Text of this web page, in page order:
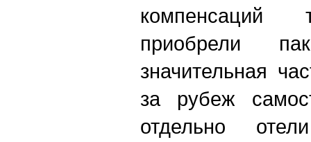
компенсаций
приобрели
значительная
за рубеж
отдельно